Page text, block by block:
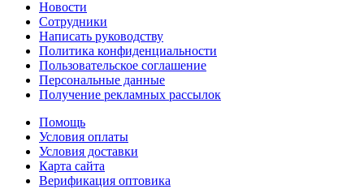
Новости
Сотрудники
Написать руководству
Политика конфиденциальности
Пользовательское соглашение
Персональные данные
Получение рекламных рассылок
Помощь
Условия оплаты
Условия доставки
Карта сайта
Верификация оптовика